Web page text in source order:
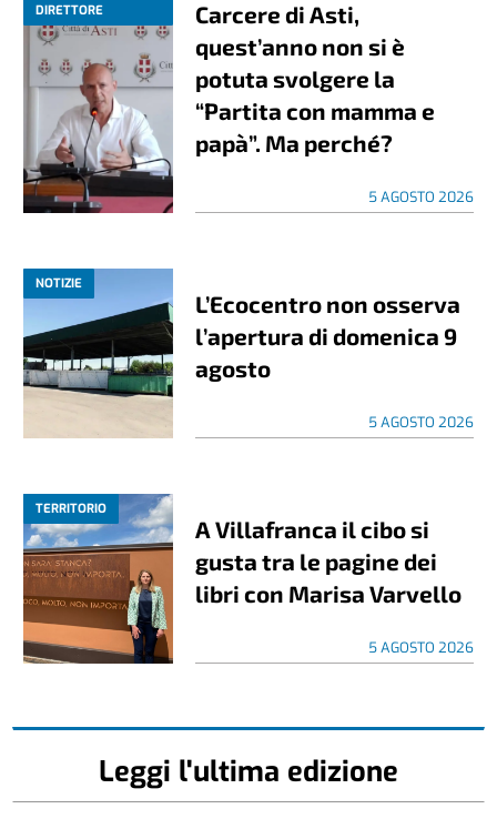
DIRETTORE
Carcere di Asti,
quest’anno non si è
potuta svolgere la
“Partita con mamma e
papà”. Ma perché?
5 AGOSTO 2026
NOTIZIE
L’Ecocentro non osserva
l’apertura di domenica 9
agosto
5 AGOSTO 2026
TERRITORIO
A Villafranca il cibo si
gusta tra le pagine dei
libri con Marisa Varvello
5 AGOSTO 2026
Leggi l'ultima edizione